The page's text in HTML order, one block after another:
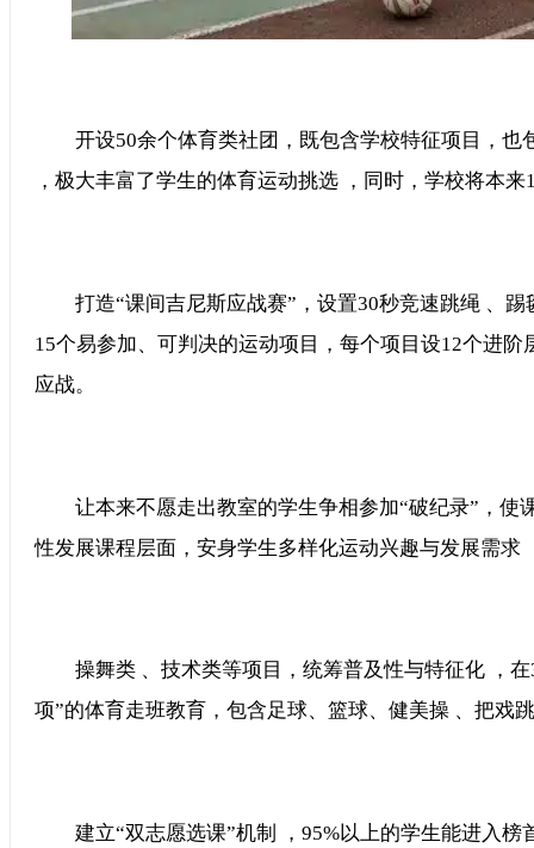
开设50余个体育类社团，既包含学校特征项目，也包
，极大丰富了学生的体育运动挑选 ，同时，学校将本来
打造“课间吉尼斯应战赛”，设置30秒竞速跳绳 、踢
15个易参加、可判决的运动项目，每个项目设12个进阶
应战。
让本来不愿走出教室的学生争相参加“破纪录”，使
性发展课程层面，安身学生多样化运动兴趣与发展需求
操舞类 、技术类等项目，统筹普及性与特征化 ，
项”的体育走班教育，包含足球、篮球、健美操 、把
建立“双志愿选课”机制 ，95%以上的学生能进入榜首